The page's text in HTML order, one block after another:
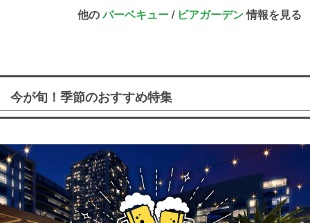
他のバーベキュー/ ビアガーデン情報を見る
今が旬！季節のおすすめ特集